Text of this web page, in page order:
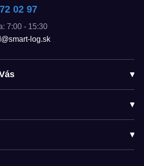
02 97
7:00 - 15:30
log.sk
▾
▾
▾